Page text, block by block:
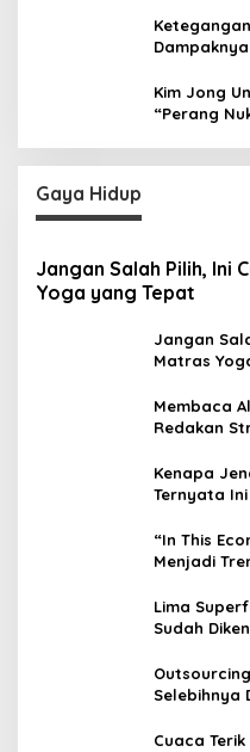
Kim Jong
“Perang
Gaya Hidup
Jangan Salah Pilih, Ini
Yoga yang Tepat
Jangan
Matras
Membaca
Redakan
Kenapa
Ternyata
“In This
Menjadi
Lima
Sudah
Selebihnya
Cuaca